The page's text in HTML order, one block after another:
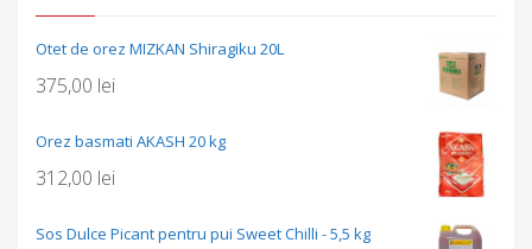
Otet de orez MIZKAN Shiragiku 20L
375,00 lei
Orez basmati AKASH 20 kg
312,00 lei
Sos Dulce Picant pentru pui Sweet Chilli - 5,5 kg